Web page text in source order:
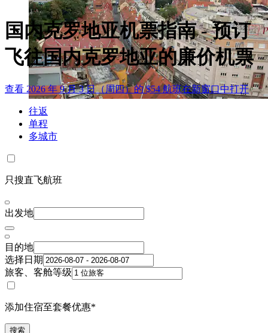
国内克罗地亚机票指南 - 预订
飞往国内克罗地亚的廉价机票
查看 2026 年 9 月 3 日（周四）的 $54 航班在新窗口中打开
往返
单程
多城市
只搜直飞航班
出发地
目的地
选择日期
旅客、客舱等级
添加住宿至套餐优惠*
搜索